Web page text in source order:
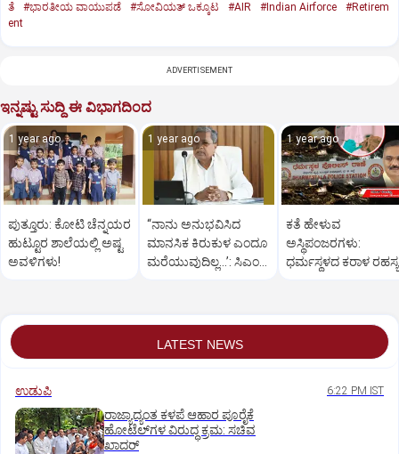
ತೆ
#ಭಾರತೀಯ ವಾಯುಪಡೆ #ಸೋವಿಯತ್‌ ಒಕ್ಕೂಟ #AIR #Indian Airforce
#Retirem
ent
ADVERTISEMENT
ಇನ್ನಷ್ಟು ಸುದ್ದಿ ಈ ವಿಭಾಗದಿಂದ
1 year ago
ಪುತ್ತೂರು: ಕೋಟಿ ಚೆನ್ನಯರ
ಹುಟ್ಟೂರ ಶಾಲೆಯಲ್ಲಿ ಅಷ್ಟ
ಅವಳಿಗಳು!
1 year ago
“ನಾನು ಅನುಭವಿಸಿದ
ಮಾನಸಿಕ ಕಿರುಕುಳ ಎಂದೂ
ಮರೆಯುವುದಿಲ್ಲ…’: ಸಿಎಂ
1 year ago
ಕತೆ ಹೇಳುವ
ಅಸ್ಥಿಪಂಜರಗಳು:
ಧರ್ಮಸ್ಥಳದ‌ ಕರಾಳ ರಹಸ್ಯ
LATEST NEWS
ಉಡುಪಿ 6:22 PM IST
ರಾಜ್ಯಾದ್ಯಂತ ಕಳಪೆ ಆಹಾರ ಪೂರೈಕೆ
ಹೋಟೆಲ್‌ಗಳ ವಿರುದ್ಧ ಕ್ರಮ: ಸಚಿವ
ಖಾದರ್